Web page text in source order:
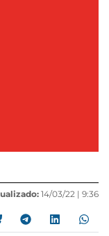
14/03/22 | 9:36